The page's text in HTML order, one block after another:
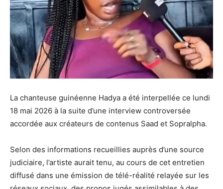
La chanteuse guinéenne Hadya a été interpellée ce lundi
18 mai 2026 à la suite d’une interview controversée
accordée aux créateurs de contenus Saad et Sopralpha.
Selon des informations recueillies auprès d’une source
judiciaire, l’artiste aurait tenu, au cours de cet entretien
diffusé dans une émission de télé-réalité relayée sur les